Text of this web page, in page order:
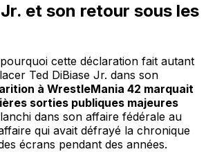
et son retour sous les
cette déclaration fait autant
Ted DiBiase Jr. dans son
à WrestleMania 42 marquait
sorties publiques majeures
dans son affaire fédérale au
qui avait défrayé la chronique
écrans pendant des années.